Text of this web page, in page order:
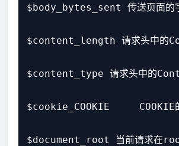
$body_bytes_sent 传送页面的
$content_length 请求头中的
$content_type 请求头中的
$cookie_COOKIE     COOKIE的
$document_root 当前请求在root